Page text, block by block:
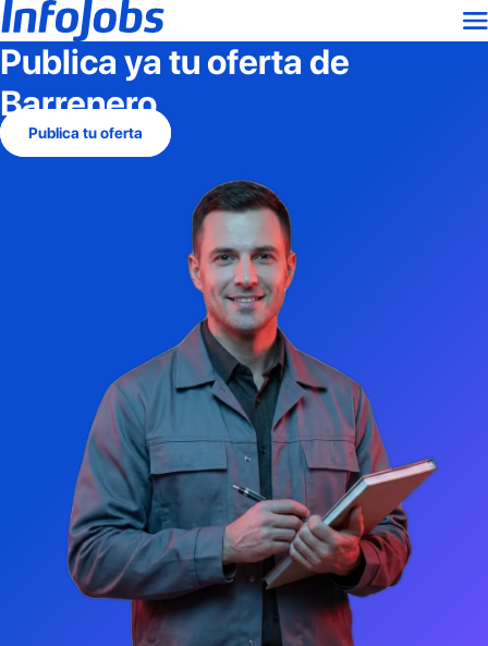
Publica ya tu oferta de
Barrenero
Publica tu oferta